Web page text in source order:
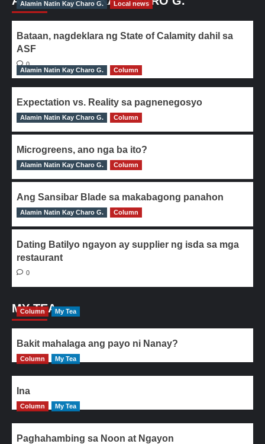
Alamin Natin Kay Charo G. Local news
Bataan, nagdeklara ng State of Calamity dahil sa
ASF
0
Alamin Natin Kay Charo G.
Column
Expectation vs. Reality sa pagnenegosyo
0
Alamin Natin Kay Charo G. Column
Microgreens, ano nga ba ito?
0
Alamin Natin Kay Charo G. Column
Ang Sansibar Blade sa makabagong panahon
0
Alamin Natin Kay Charo G. Column
Dating Batilyo ngayon ay supplier ng isda sa mga
restaurant
0
MY TEA
Column My Tea
Bakit mahalaga ang payo ni Nanay?
Column My Tea
Ina
Column My Tea
Paghahambing sa Noon at Ngayon